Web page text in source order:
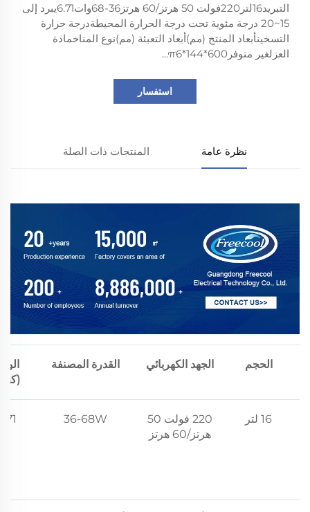
التبريد16لتر220فولت 50 هرتز/60 هرتز36-68وات6.71يبرد إلى
15~20 درجة مئوية تحت درجة الحرارة المحيطةدرجة حرارة
التسخينأبعاد المنتج (مم)أبعاد التعبئة (مم)نوع المناخمادة
العزلغير متوفر600*144*π6...
استفسار
نظرة عامة المنتجات ذات الصلة
الحجم الجهد الكهربائي القدرة المصنفة
16 لتر
220 فولت 50
هرتز/60 هرتز
36-68W